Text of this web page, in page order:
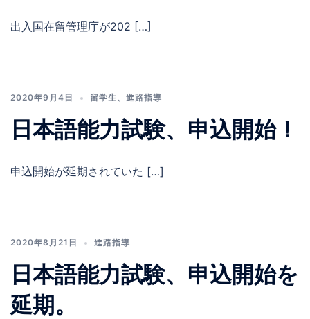
出入国在留管理庁が202 […]
2020年9月4日 留学生、 進路指導
日本語能力試験、申込開始！
申込開始が延期されていた […]
2020年8月21日 進路指導
日本語能力試験、申込開始を
延期。